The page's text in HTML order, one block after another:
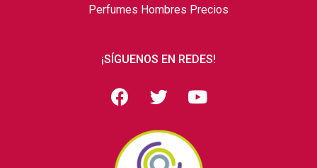
Perfumes Hombres Precios
¡SÍGUENOS EN REDES!